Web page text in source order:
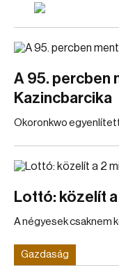
A 95. percben
Kazincbarcika
Okoronkwo
Lottó: közelít
A négyesek csaknem
Gazdaság